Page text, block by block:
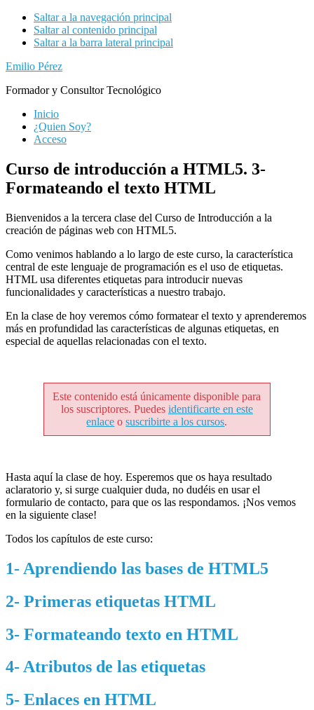
Saltar a la navegación principal
Saltar al contenido principal
Saltar a la barra lateral principal
Emilio Pérez
Formador y Consultor Tecnológico
Inicio
¿Quien Soy?
Acceso
Curso de introducción a HTML5. 3-
Formateando el texto HTML
Bienvenidos a la tercera clase del Curso de Introducción a la
creación de páginas web con HTML5.
Como venimos hablando a lo largo de este curso, la característica
central de este lenguaje de programación es el uso de etiquetas.
HTML usa diferentes etiquetas para introducir nuevas
funcionalidades y características a nuestro trabajo.
En la clase de hoy veremos cómo formatear el texto y aprenderemos
más en profundidad las características de algunas etiquetas, en
especial de aquellas relacionadas con el texto.
Este contenido está únicamente disponible para
los suscriptores. Puedes identificarte en este
enlace osuscribirte a los cursos.
Hasta aquí la clase de hoy. Esperemos que os haya resultado
aclaratorio y, si surge cualquier duda, no dudéis en usar el
formulario de contacto, para que os las respondamos. ¡Nos vemos
en la siguiente clase!
Todos los capítulos de este curso:
1- Aprendiendo las bases de HTML5
2- Primeras etiquetas HTML
3- Formateando texto en HTML
4- Atributos de las etiquetas
5- Enlaces en HTML